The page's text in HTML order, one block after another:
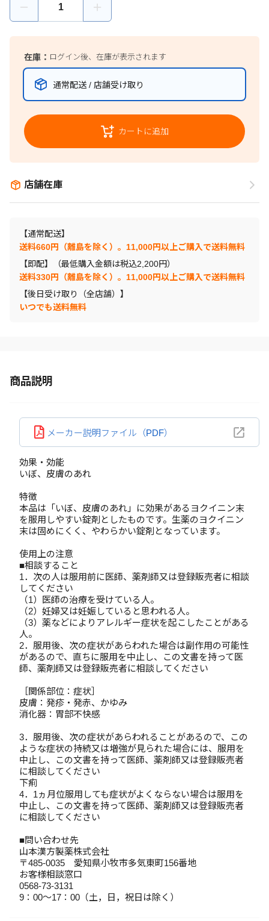
在庫： ログイン後、在庫が表示されます
通常配送 / 店舗受け取り
カートに追加
店舗在庫
【通常配送】
送料660円（離島を除く）。11,000円以上ご購入で送料無料
【即配】（最低購入金額は税込2,200円）
送料330円（離島を除く）。11,000円以上ご購入で送料無料
【後日受け取り（全店舗）】
いつでも送料無料
商品説明
メーカー説明ファイル（PDF）
効果・効能
いぼ、皮膚のあれ
特徴
本品は「いぼ、皮膚のあれ」に効果があるヨクイニン末
を服用しやすい錠剤としたものです。生薬のヨクイニン
末は固めにくく、やわらかい錠剤となっています。
使用上の注意
■相談すること
1．次の人は服用前に医師、薬剤師又は登録販売者に相談
してください
（1）医師の治療を受けている人。
（2）妊婦又は妊娠していると思われる人。
（3）薬などによりアレルギー症状を起こしたことがある
人。
2．服用後、次の症状があらわれた場合は副作用の可能性
があるので、直ちに服用を中止し、この文書を持って医
師、薬剤師又は登録販売者に相談してください
［関係部位：症状］
皮膚：発疹・発赤、かゆみ
消化器：胃部不快感
3．服用後、次の症状があらわれることがあるので、この
ような症状の持続又は増強が見られた場合には、服用を
中止し、この文書を持って医師、薬剤師又は登録販売者
に相談してください
下痢
4．1ヵ月位服用しても症状がよくならない場合は服用を
中止し、この文書を持って医師、薬剤師又は登録販売者
に相談してください
■問い合わせ先
山本漢方製薬株式会社
〒485-0035 愛知県小牧市多気東町156番地
お客様相談窓口
0568-73-3131
9：00～17：00（土，日，祝日は除く）